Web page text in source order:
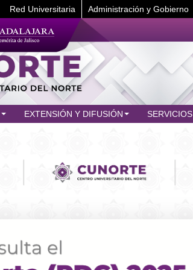
Red Universitaria Administración y Gobierno
EXTENSIÓN Y DIFUSIÓN SERVICIOS